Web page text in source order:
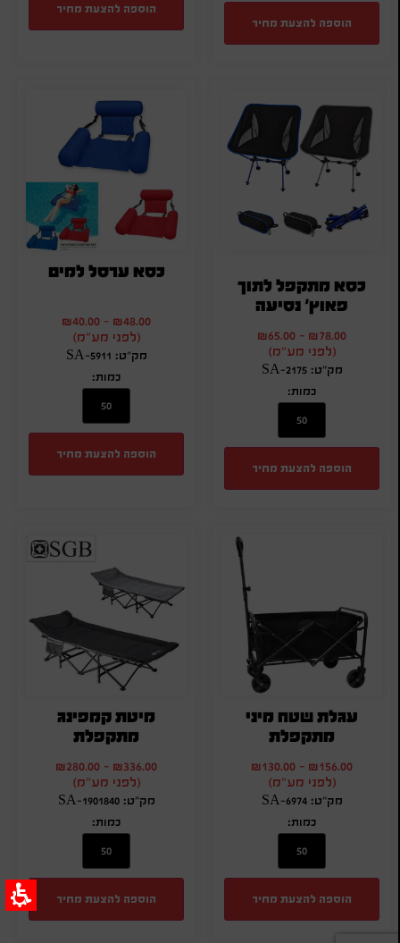
הוספה להצעת מחיר
הוספה להצעת מחיר
כסא מתקפל לתוך
פאוץ' נסיעה
₪78.00
-
₪65.00
(לפני מע"מ)
מק"ט: SA-2175
כמות:
הוספה להצעת מחיר
כסא ערסל למים
₪48.00
-
₪40.00
(לפני מע"מ)
מק"ט: SA-5911
כמות:
הוספה להצעת מחיר
עגלת שטח מיני
מתקפלת
₪156.00
-
₪130.00
(לפני מע"מ)
מק"ט: SA-6974
כמות:
הוספה להצעת מחיר
מיטת קמפינג
מתקפלת
₪336.00
-
₪280.00
(לפני מע"מ)
מק"ט: SA-1901840
כמות:
הוספה להצעת מחיר